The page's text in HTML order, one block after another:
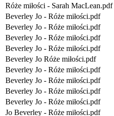
Róże miłości - Sarah MacLean.pdf
Beverley Jo - Róże miłości.pdf
Beverley Jo - Róże miłości.pdf
Beverley Jo - Róże miłości.pdf
Beverley Jo - Róże miłości.pdf
Beverley Jo Róże miłości.pdf
Beverley Jo - Róże miłości.pdf
Beverley Jo - Róże miłości.pdf
Beverley Jo - Róże miłości.pdf
Beverley Jo - Róże miłości.pdf
Jo Beverley - Róże miłości.pdf